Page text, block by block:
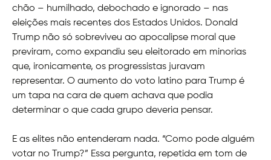
chão – humilhado, debochado e ignorado – nas
eleições mais recentes dos Estados Unidos. Donald
Trump não só sobreviveu ao apocalipse moral que
previram, como expandiu seu eleitorado em minorias
que, ironicamente, os progressistas juravam
representar. O aumento do voto latino para Trump é
um tapa na cara de quem achava que podia
determinar o que cada grupo deveria pensar.
E as elites não entenderam nada. “Como pode alguém
votar no Trump?” Essa pergunta, repetida em tom de